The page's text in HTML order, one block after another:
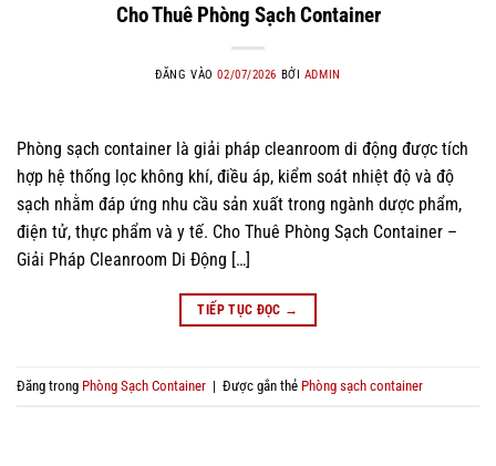
Cho Thuê Phòng Sạch Container
ĐĂNG VÀO02/07/2026 BỞI ADMIN
Phòng sạch container là giải pháp cleanroom di động được tích
hợp hệ thống lọc không khí, điều áp, kiểm soát nhiệt độ và độ
sạch nhằm đáp ứng nhu cầu sản xuất trong ngành dược phẩm,
điện tử, thực phẩm và y tế. Cho Thuê Phòng Sạch Container –
Giải Pháp Cleanroom Di Động […]
TIẾP TỤC ĐỌC →
Đăng trong Phòng Sạch Container | Được gắn thẻ Phòng sạch container